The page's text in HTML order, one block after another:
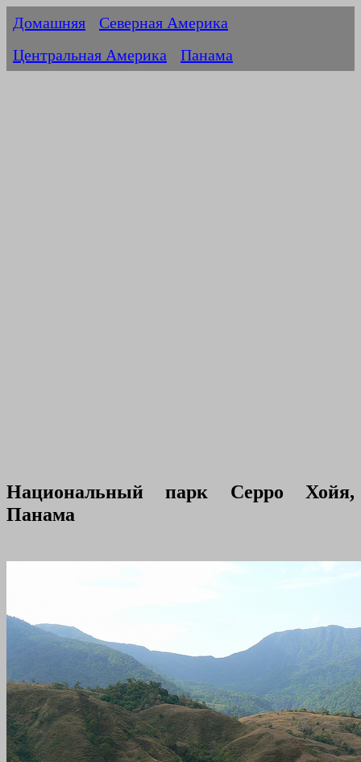
Домашняя
Северная Америка
Центральная Америка
Панама
Национальный парк Серро Хойя,
Панама